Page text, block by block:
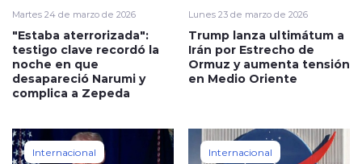
Martes 24 de marzo de 2026
"Estaba aterrorizada":
testigo clave recordó la
noche en que
desapareció Narumi y
complica a Zepeda
Lunes 23 de marzo de 2026
Trump lanza ultimátum a
Irán por Estrecho de
Ormuz y aumenta tensión
en Medio Oriente
Internacional Internacional